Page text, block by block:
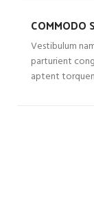
COMMODO
Vestibulum
parturient
aptent